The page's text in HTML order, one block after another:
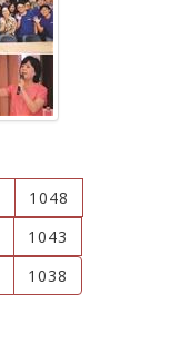
1048
1043
1038